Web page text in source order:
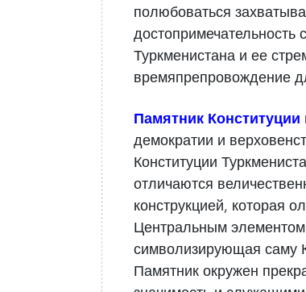
полюбоваться
достопримечательность
Туркменистана и ее
времяпрепровождение
Памятник Конституции
демократии и
Конституции
отличаются
конструкцией, которая
Центральным элементом
символизирующая саму
Памятник окружен